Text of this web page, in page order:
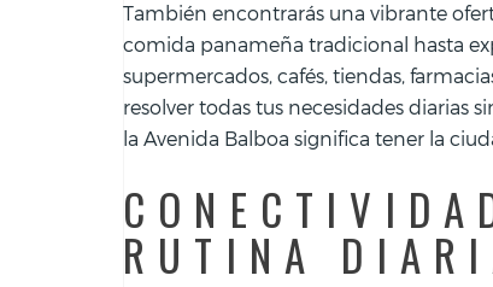
También encontrarás una vibrante
comida panameña tradicional hasta
supermercados, cafés, tiendas,
resolver todas tus necesidades diarias
la Avenida Balboa significa tener la
RUTINA